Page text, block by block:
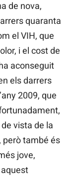
de nova,
quaranta
el VIH, que
i el cost de
aconseguit
els darrers
2009, que
vista de la
però també és
jove,